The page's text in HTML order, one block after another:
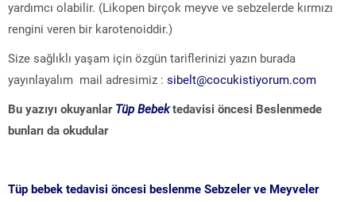
yardımcı olabilir. (Likopen birçok meyve ve sebzelerde kırmızı
rengini veren bir karotenoiddir.)
Size sağlıklı yaşam için özgün tariflerinizi yazın burada
yayınlayalım mail adresimiz : sibelt@cocukistiyorum.com
Bu yazıyı okuyanlar Tüp Bebektedavisi öncesi Beslenmede
bunları da okudular
Tüp bebek tedavisi öncesi beslenme Sebzeler ve Meyveler